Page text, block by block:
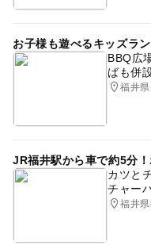
お子様も遊べるキッズラ
BBQ広
ばも併
福井
JR福井駅から車で約5分
カツと
チャー
福井